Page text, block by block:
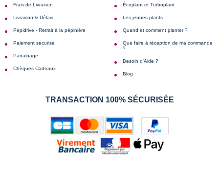
Frais de Livraison
Livraison & Délais
Pepidrive - Retrait à la pépinière
Paiement sécurisé
Parrainage
Chèques Cadeaux
Écoplant et Turboplant
Les jeunes plants
Quand et comment planter ?
Que faire à réception de ma commande
?
Besoin d'Aide ?
Blog
TRANSACTION 100% SÉCURISÉE